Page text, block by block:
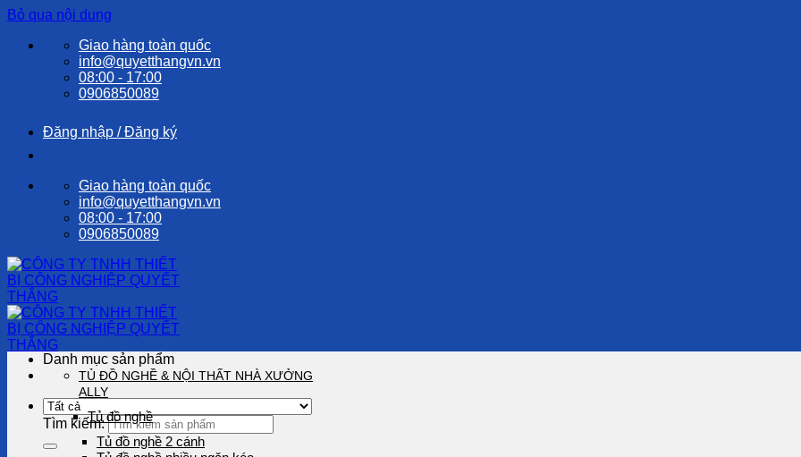
Bỏ qua nội dung
Giao hàng toàn quốc
info@quyetthangvn.vn
08:00 - 17:00
0906850089
Đăng nhập / Đăng ký
Giao hàng toàn quốc
info@quyetthangvn.vn
08:00 - 17:00
0906850089
Tìm kiếm:
Danh mục sản phẩm
TỦ ĐỒ NGHỀ & NỘI THẤT NHÀ XƯỞNG
ALLY
Tủ đồ nghề
Tủ đồ nghề 2 cánh